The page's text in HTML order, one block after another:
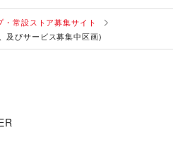
常設ストア募集サイト
及びサービス募集中区画)